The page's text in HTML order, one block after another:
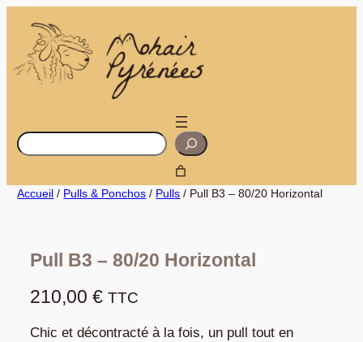
contenu
R
e
e
rAccueil / Pulls & Ponchos / Pulls / Pull B3 – 80/20 Horizontal
Pull B3 – 80/20 Horizontal
210,00€ TTC
Chic et décontracté à la fois, un pull tout en